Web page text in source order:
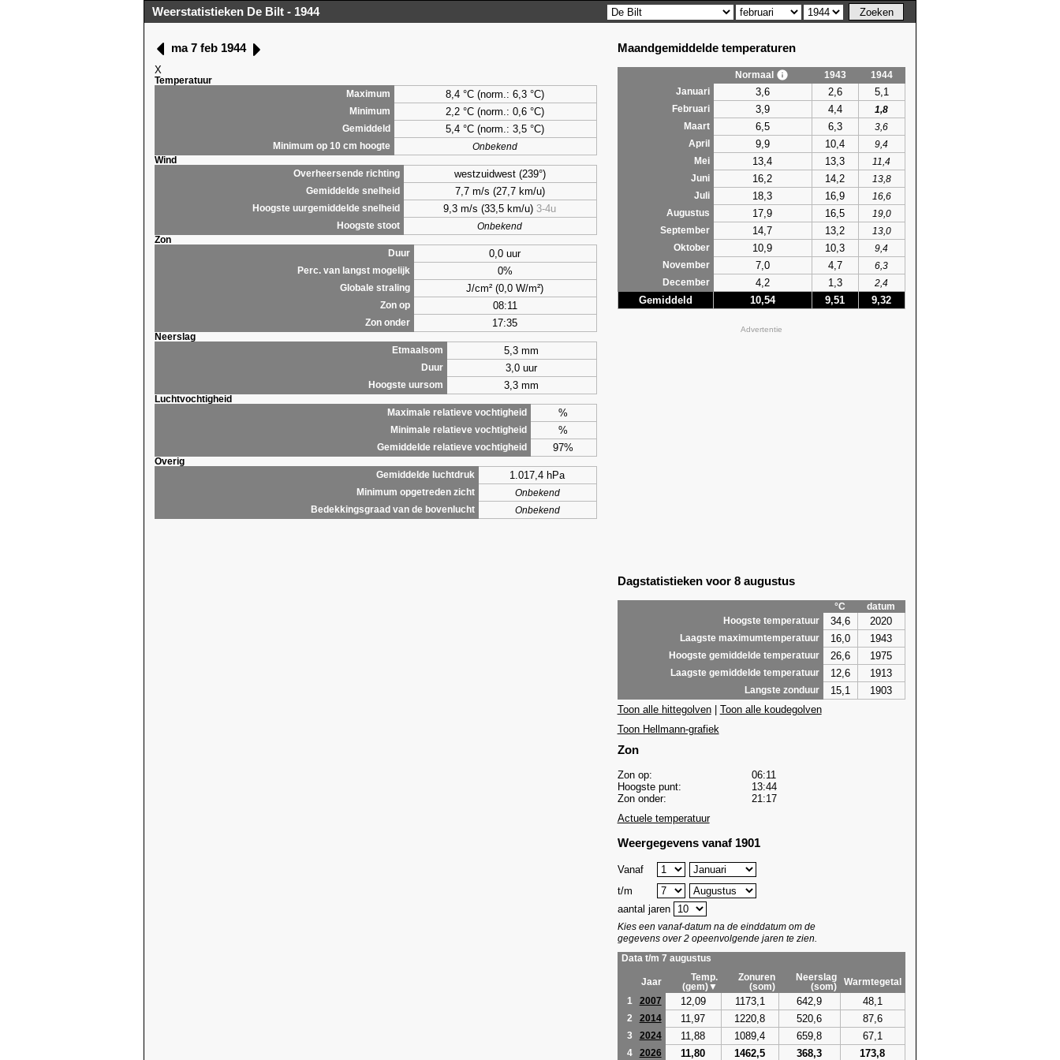
Weerstatistieken De Bilt - 1944
ma 7 feb 1944
X
Temperatuur
Maximum
8,4 °C (norm.: 6,3 °C)
Minimum 2,2 °C (norm.: 0,6 °C)
Gemiddeld 5,4 °C (norm.: 3,5 °C)
Minimum op 10 cm hoogte
Onbekend
Wind
Overheersende richting
westzuidwest (239°)
Gemiddelde snelheid 7,7 m/s (27,7 km/u)
Hoogste uurgemiddelde snelheid 9,3 m/s (33,5 km/u) 3-4u
Hoogste stoot
Onbekend
Zon
Duur
0,0 uur
Perc. van langst mogelijk 0%
Globale straling J/cm² (0,0 W/m²)
Zon op 08:11
Zon onder 17:35
Neerslag
Etmaalsom
5,3 mm
Duur 3,0 uur
Hoogste uursom 3,3 mm
Luchtvochtigheid
Maximale relatieve vochtigheid
%
Minimale relatieve vochtigheid %
Gemiddelde relatieve vochtigheid 97%
Overig
Gemiddelde luchtdruk
1.017,4 hPa
Minimum opgetreden zicht
Onbekend
Bedekkingsgraad van de bovenlucht
Onbekend
Maandgemiddelde temperaturen
Normaal 1943
1944
Januari
3,6 2,6 5,1
Februari 3,9 4,4
1,8
Maart
6,5 6,3
3,6
April
9,9 10,4
9,4
Mei
13,4 13,3
11,4
Juni
16,2 14,2
13,8
Juli
18,3 16,9
16,6
Augustus
17,9 16,5
19,0
September
14,7 13,2
13,0
Oktober
10,9 10,3
9,4
November
7,0 4,7
6,3
December
4,2 1,3 2,4
Gemiddeld 10,54 9,51 9,32
Advertentie
Dagstatistieken voor 8 augustus
°C
datum
Hoogste temperatuur
34,6 2020
Laagste maximumtemperatuur 16,0 1943
Hoogste gemiddelde temperatuur 26,6 1975
Laagste gemiddelde temperatuur 12,6 1913
Langste zonduur 15,1
1903
Toon alle hittegolven| Toon alle koudegolven
Toon Hellmann-grafiek
Zon
Zon op:
06:11
Hoogste punt:
13:44
Zon onder:
21:17
Actuele temperatuur
Weergegevens vanaf 1901
Vanaf
t/m
aantal jaren
Kies een vanaf-datum na de einddatum om de
gegevens over 2 opeenvolgende jaren te zien.
Data t/m 7 augustus
Jaar
Temp.
(gem)▼
Zonuren
(som)
Neerslag
(som)
Warmtegetal
1
2007 12,09 1173,1 642,9 48,1
2 2014 11,97 1220,8 520,6 87,6
3 2024 11,88 1089,4 659,8 67,1
4 2026 11,80 1462,5 368,3 173,8